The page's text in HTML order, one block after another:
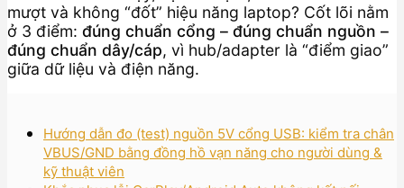
mượt và không “đốt” hiệu năng laptop? Cốt lõi nằm
ở 3 điểm: đúng chuẩn cổng – đúng chuẩn nguồn –
đúng chuẩn dây/cáp, vì hub/adapter là “điểm giao”
giữa dữ liệu và điện năng.
Hướng dẫn đo (test) nguồn 5V cổng USB: kiểm tra chân
VBUS/GND bằng đồng hồ vạn năng cho người dùng &
kỹ thuật viên